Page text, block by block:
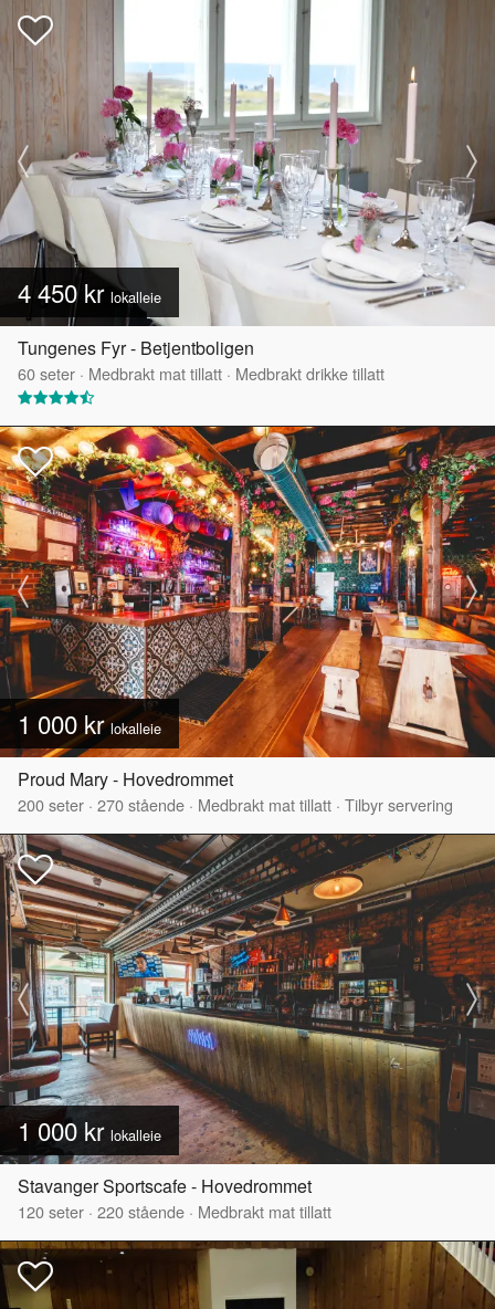
4 450 krlokalleie
Tungenes Fyr - Betjentboligen
60seter · Medbrakt mat tillatt · Medbrakt drikke tillatt
1 000 krlokalleie
Proud Mary - Hovedrommet
200seter · 270stående · Medbrakt mat tillatt · Tilbyr servering
1 000 kr lokalleie
Stavanger Sportscafe - Hovedrommet
120seter · 220stående · Medbrakt mat tillatt